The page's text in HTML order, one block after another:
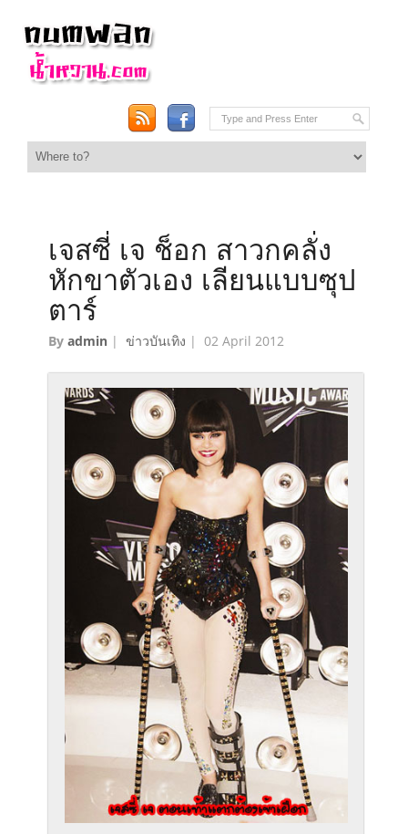
เจสซี่ เจ ช็อก สาวกคลั่ง
หักขาตัวเอง เลียนแบบซุป
ตาร์
Byadmin |ข่าวบันเทิง |02 April 2012